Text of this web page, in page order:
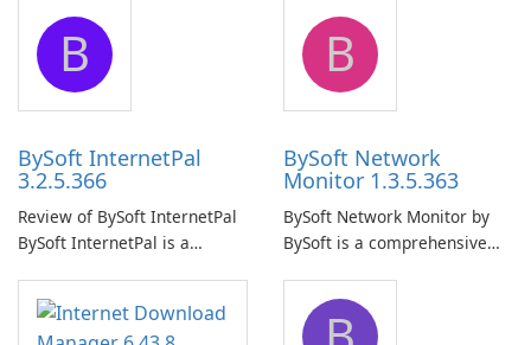
application designed to
ensure the continuous and
uninterrupted operation of
your computer system.
application that allows users
to easily browse and manage
shared folders on their
network.
B
BySoft InternetPal
3.2.5.366
Review of BySoft InternetPal
BySoft InternetPal is a
application designed to
monitor your internet
B
BySoft Network
Monitor 1.3.5.363
BySoft Network Monitor by
BySoft is a comprehensive
designed to help businesses
effectively manage their